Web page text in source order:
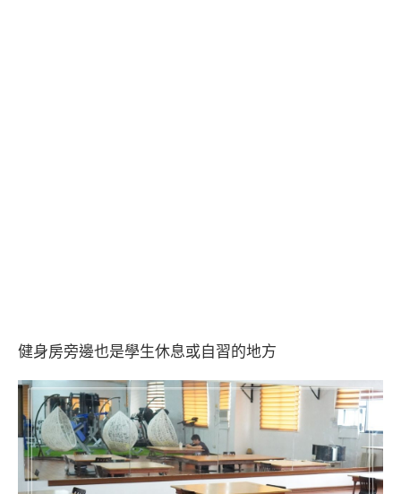
健身房旁邊也是學生休息或自習的地方